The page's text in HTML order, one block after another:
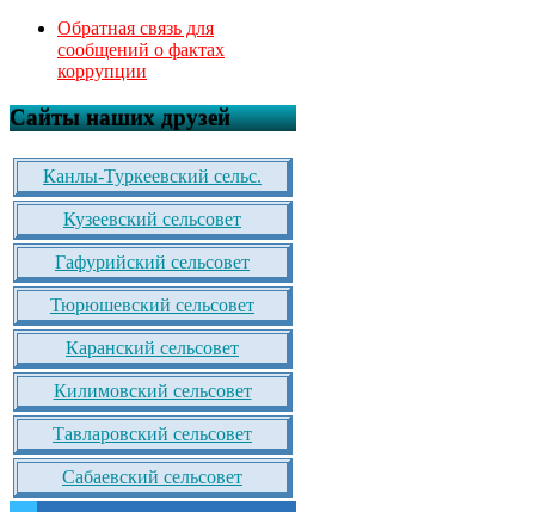
Обратная связь для
сообщений о фактах
коррупции
Сайты наших друзей
Канлы-Туркеевский сельс.
Кузеевский сельсовет
Гафурийский сельсовет
Тюрюшевский сельсовет
Каранский сельсовет
Килимовский сельсовет
Тавларовский сельсовет
Сабаевский сельсовет